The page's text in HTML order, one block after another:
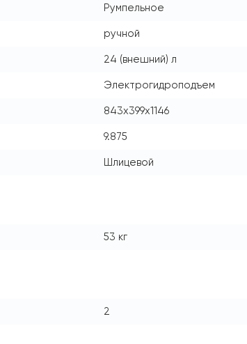
Румпельное
ручной
24 (внешний) л
Электрогидроподъем
843x399x1146
9.875
Шлицевой
53 кг
2